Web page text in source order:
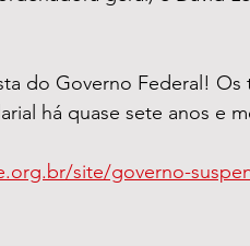
do Governo Federal! Os
há quase sete anos e
site/governo-